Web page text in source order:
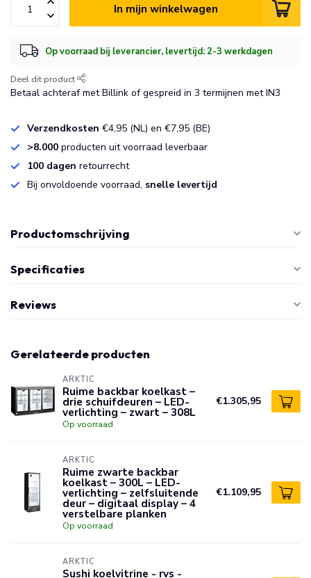
In mijn winkelwagen
Op voorraad bij leverancier, levertijd: 2-3 werkdagen
Deel dit product
Betaal achteraf met Billink of gespreid in 3 termijnen met IN3
Verzendkosten €4,95 (NL) en €7,95 (BE)
>8.000 producten uit voorraad leverbaar
100 dagen retourrecht
Bij onvoldoende voorraad, snelle levertijd
Productomschrijving
Specificaties
Reviews
Gerelateerde producten
ARKTIC
Ruime backbar koelkast –
drie schuifdeuren – LED-
verlichting – zwart – 308L
Op voorraad
€1.305,95
ARKTIC
Ruime zwarte backbar
koelkast – 300L – LED-
verlichting – zelfsluitende
deur – digitaal display – 4
verstelbare planken
Op voorraad
€1.109,95
ARKTIC
Sushi koelvitrine - rvs -